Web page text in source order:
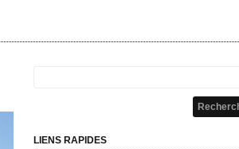
LIENS RAPIDES